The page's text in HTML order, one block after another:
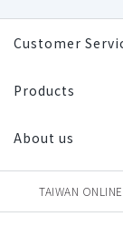
Customer
Products
About us
TAIWAN